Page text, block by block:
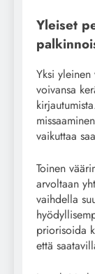
Yleiset
Yksi
voivansa
vaikuttaa
Toinen
arvoltaan
vaihdella
priorisoida
että